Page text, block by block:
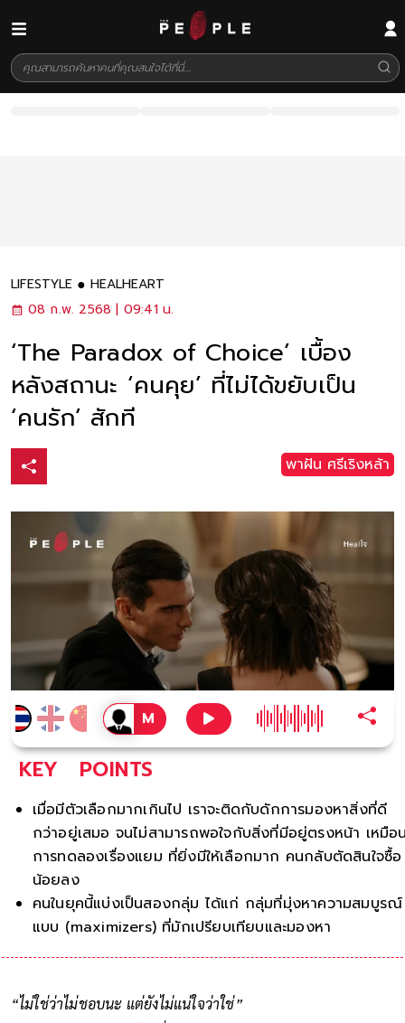
LIFESTYLE
HEALHEART
08 ก.พ. 2568 | 09:41 น.
‘The Paradox of Choice’ เบื้อง
หลังสถานะ ‘คนคุย’ ที่ไม่ได้ขยับเป็น
‘คนรัก’ สักที
พาฝัน ศรีเริงหล้า
KEY POINTS
เมื่อมีตัวเลือกมากเกินไป เราจะติดกับดักการมองหาสิ่งที่ดี
กว่าอยู่เสมอ จนไม่สามารถพอใจกับสิ่งที่มีอยู่ตรงหน้า เหมือ
การทดลองเรื่องแยม ที่ยิ่งมีให้เลือกมาก คนกลับตัดสินใจซื้อ
น้อยลง
คนในยุคนี้แบ่งเป็นสองกลุ่ม ได้แก่ กลุ่มที่มุ่งหาความสมบูรณ์
แบบ (maximizers) ที่มักเปรียบเทียบและมองหาตัวเลือกที่ดี